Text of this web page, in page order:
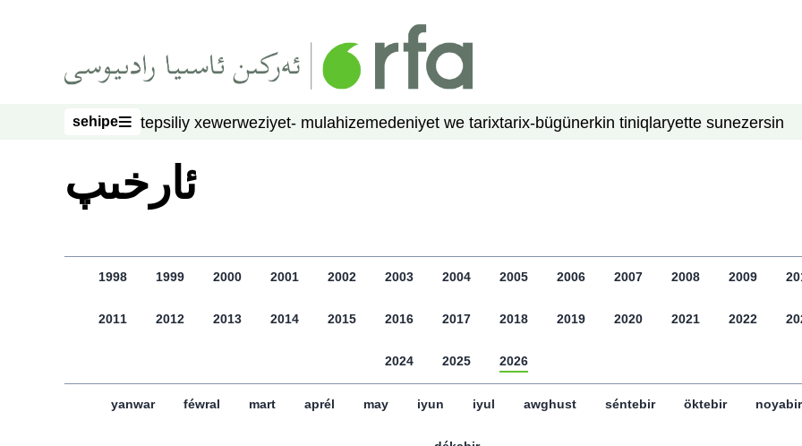
sehipe
sehipe tepsiliy xewerweziyet- mulahizemedeniyet we tarixtarix-bügünerkin tiniqlaryette sunezersin
ﺋﺎﺭﺧﯩﭗ
1998 1999 2000 2001 2002 2003 2004 2005 2006 2007 2008 2009
2011 2012 2013 2014 2015 2016 2017 2018 2019 2020 2021 2022
2024 2025 2026
yanwar féwral mart aprél may iyun iyul awghust séntebir öktebir noyabir